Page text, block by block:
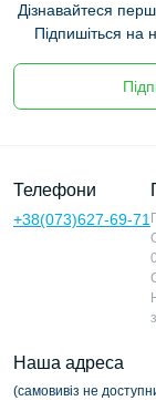
Дізнавайтеся
Підпишіться на
Телефони
+38(073)627-69-71
Наша адреса
(самовивіз не